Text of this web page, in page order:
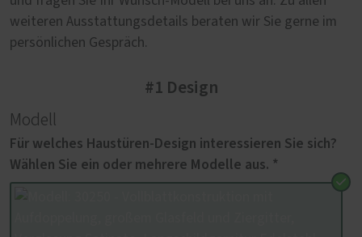
weiteren Ausstattungsdetails beraten wir Sie gerne im
persönlichen Gespräch.
#1 Design
Modell
Für welches Haustüren-Design interessieren Sie sich?
Wählen Sie ein oder mehrere Modelle aus. *